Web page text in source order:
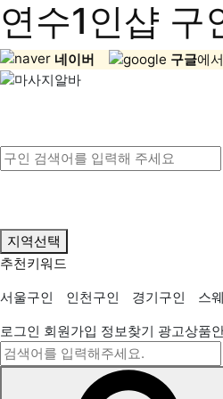
연수1인샵
네이버 구글에서
지역선택
추천키워드
서울구인
인천구인 경기구인
스
로그인 회원가입 정보찾기 광고상품